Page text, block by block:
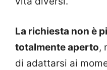
La richiesta non è
totalmente aperto,
di adattarsi ai